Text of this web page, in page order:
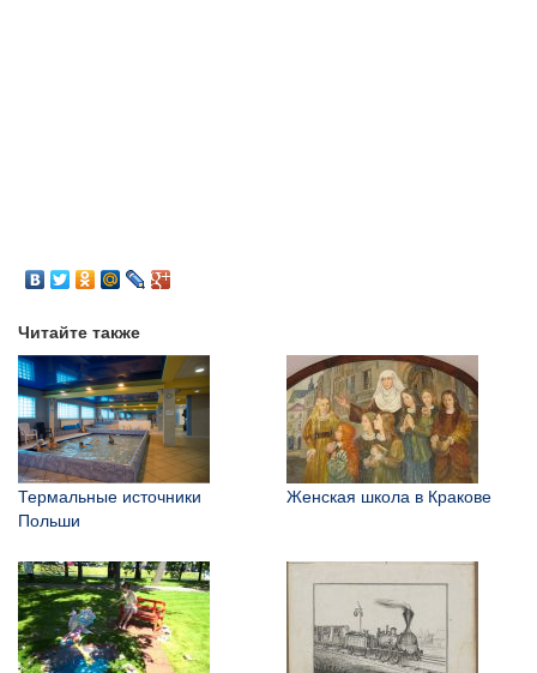
Читайте также
Термальные источники
Польши
Женская школа в Кракове